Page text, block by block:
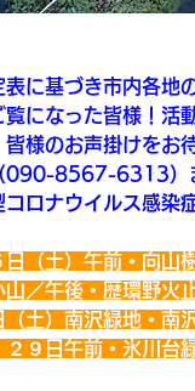
に基づき市内各地
になった皆様！活
様のお声掛けをお
090-8567-6313）
ロナウイルス感染
日（土）午前・向山
山／午後・歴環野火
（土）南沢緑地・南
２９日午前・氷川